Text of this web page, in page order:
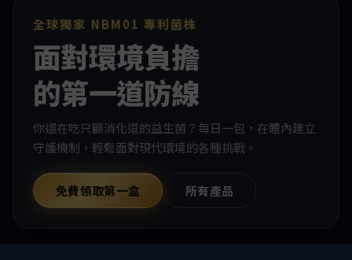
全球獨家 NBM01 專利菌株
面對環境負擔
的第一道防線
你還在吃只顧消化道的益生菌？每日一包，在體內建立
守護機制，輕鬆面對現代環境的各種挑戰。
免費領取第一盒 所有產品